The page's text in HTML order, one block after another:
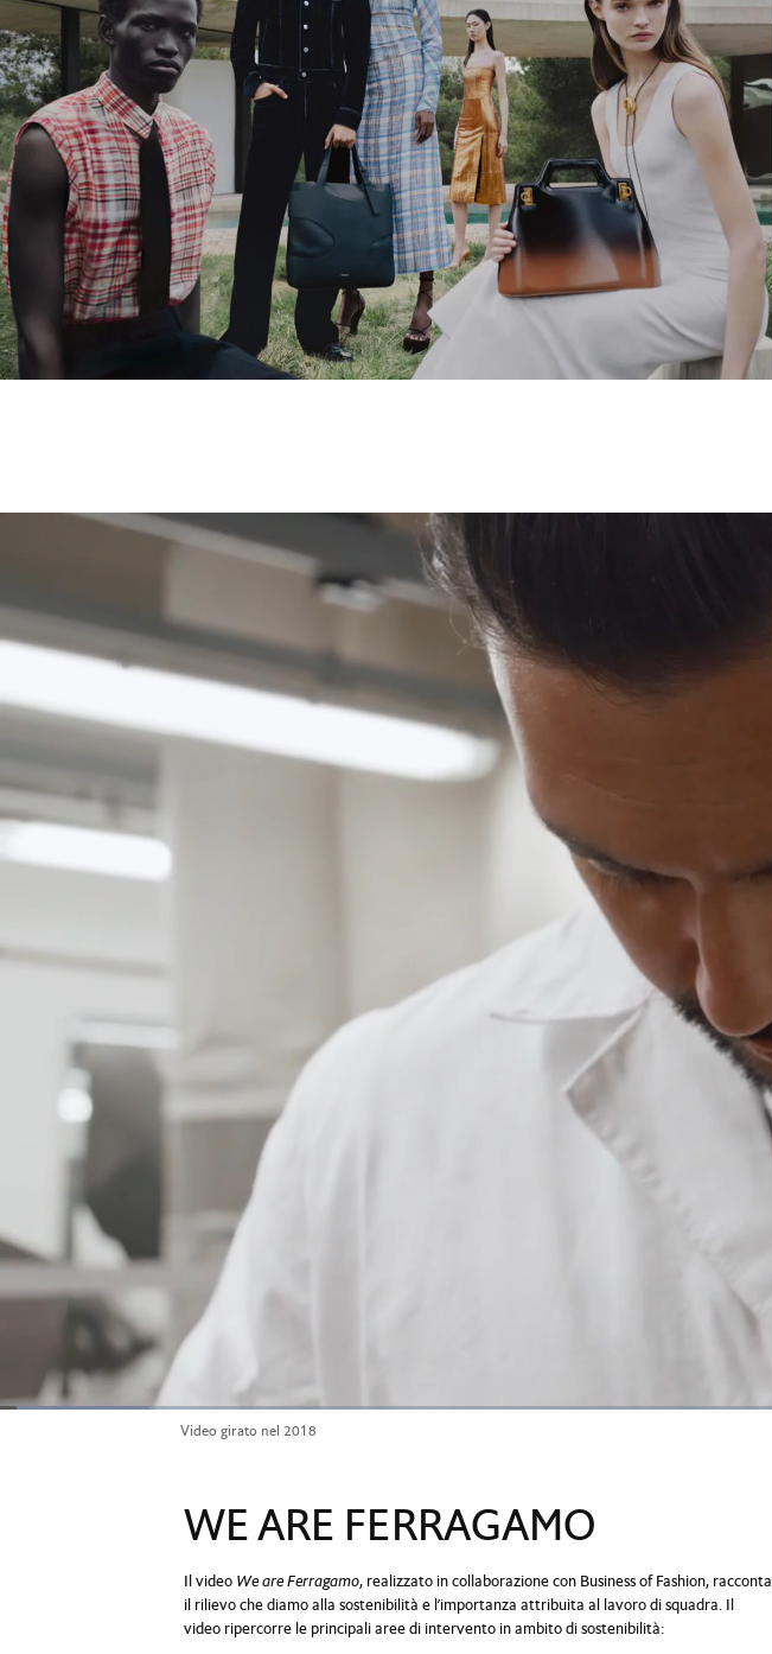
Duration
7:06
Loaded:
Video girato nel 2018
WE ARE FERRAGAMO
Il video We are Ferragamo, realizzato in collaborazione con Business of Fashion, racconta
il rilievo che diamo alla sostenibilità e l’importanza attribuita al lavoro di squadra. Il
video ripercorre le principali aree di intervento in ambito di sostenibilità: